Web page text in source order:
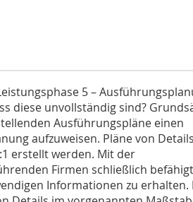
5 –
diese unvollständig sind?
Ausführungspläne einen
aufzuweisen. Pläne von Details
erstellt werden. Mit der
Firmen schließlich befähigt
Informationen zu erhalten.